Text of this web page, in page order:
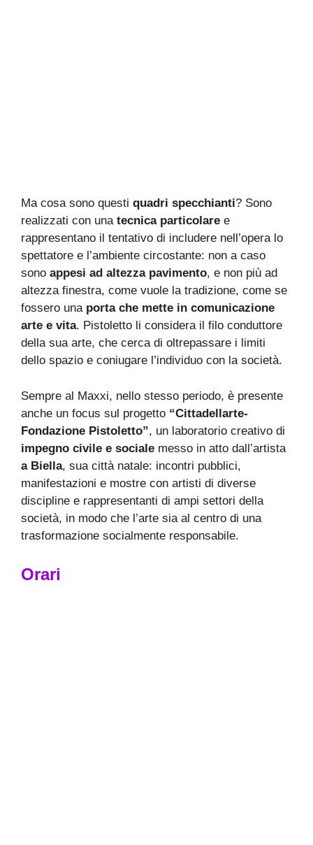
Ma cosa sono questi quadri specchianti? Sono
realizzati con una tecnica particolare e
rappresentano il tentativo di includere nell’opera lo
spettatore e l’ambiente circostante: non a caso
sono appesi ad altezza pavimento, e non più ad
altezza finestra, come vuole la tradizione, come se
fossero una porta che mette in comunicazione
arte e vita. Pistoletto li considera il filo conduttore
della sua arte, che cerca di oltrepassare i limiti
dello spazio e coniugare l’individuo con la società.
Sempre al Maxxi, nello stesso periodo, è presente
anche un focus sul progetto “Cittadellarte-
Fondazione Pistoletto”, un laboratorio creativo di
impegno civile e sociale messo in atto dall’artista
a Biella, sua città natale: incontri pubblici,
manifestazioni e mostre con artisti di diverse
discipline e rappresentanti di ampi settori della
società, in modo che l’arte sia al centro di una
trasformazione socialmente responsabile.
Orari